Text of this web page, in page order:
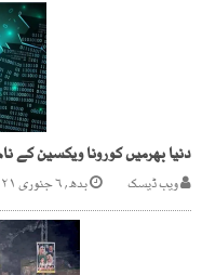
دنیا بھرمیں کورونا ویکسین کے
ویب ڈیسک بدھ, ۶ جنوری ۲۰۲۱